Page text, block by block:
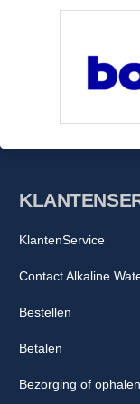
worden
verbeterd.
allergieën.
Verwijdert
te werken,
KlantenService
Contact Alkaline
Bestellen
Betalen
Bezorging of ophalen